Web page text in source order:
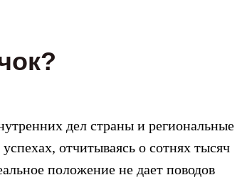
дел страны и региональные
отчитываясь о сотнях тысяч
положение не дает поводов